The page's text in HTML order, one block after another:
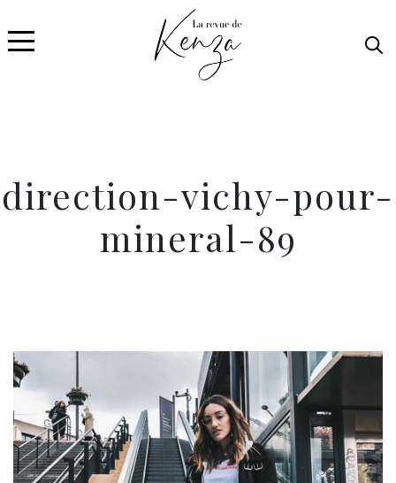
direction-vichy-pour-
mineral-89